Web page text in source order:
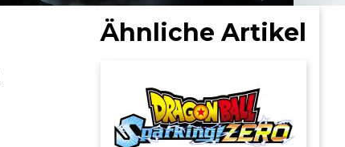
Ähnliche Artikel